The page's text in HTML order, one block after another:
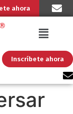
ahora
Inscríbete ahora